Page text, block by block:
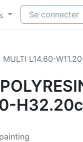
Se connecter
L14.60-